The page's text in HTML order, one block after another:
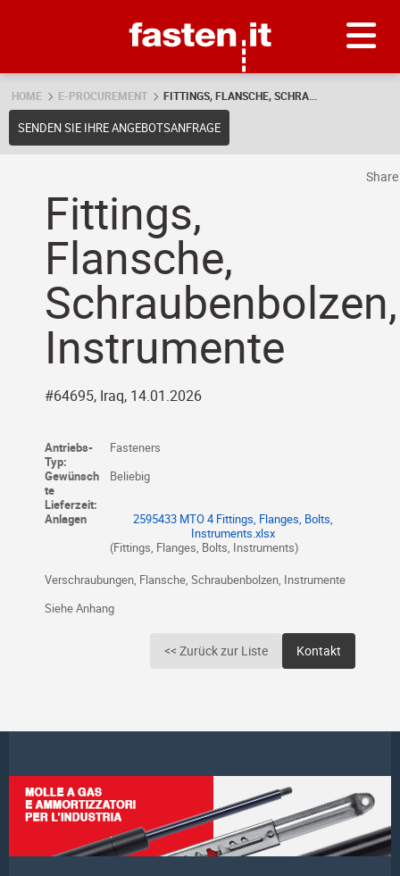
HOME E-PROCUREMENT FITTINGS, FLANSCHE, SCHRA...
SENDEN SIE IHRE ANGEBOTSANFRAGE
Fittings,
Flansche,
Schraubenbolzen,
Instrumente
#64695, Iraq, 14.01.2026
Antriebs-
Typ:
Fasteners
Gewünsch
te
Lieferzeit:
Beliebig
Anlagen
2595433 MTO 4 Fittings, Flanges, Bolts,
Instruments.xlsx
(Fittings, Flanges, Bolts, Instruments)
Verschraubungen, Flansche, Schraubenbolzen, Instrumente
Siehe Anhang
<< Zurück zur Liste Kontakt
Share